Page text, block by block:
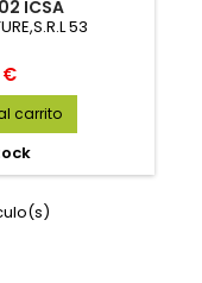
ICSA
53
€
carrito